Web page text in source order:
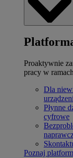
Proaktywnie
pracy w
Dla
Płynne
cyfrowe
Poznaj